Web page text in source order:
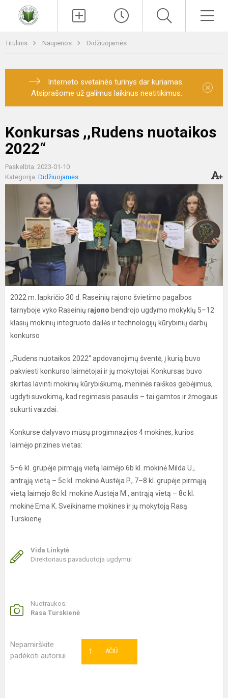
Titulinis Naujienos Didžiuojamės
Interneto svetainės turinys dar kuriamas.
Atsiprašome už galimus laikinus neatitikimus.
×
Konkursas ,,Rudens nuotaikos
2022“
Paskelbta: 2023-01-10
Kategorija: Didžiuojamės
2022 m. lapkričio 30 d. Raseinių rajono švietimo pagalbos
tarnyboje vyko Raseinių rajono bendrojo ugdymo mokyklų 5–12
klasių mokinių integruoto dailės ir technologijų kūrybinių darbų
konkurso
,,Rudens nuotaikos 2022“ apdovanojimų šventė, į kurią buvo
pakviesti konkurso laimėtojai ir jų mokytojai. Konkursas buvo
skirtas lavinti mokinių kūrybiškumą, meninės raiškos gebėjimus,
ugdyti suvokimą, kad regimasis pasaulis – tai gamtos ir žmogaus
sukurti vaizdai.
Konkurse dalyvavo mūsų progimnazijos 4 mokinės, kurios
laimėjo prizines vietas:
5–6 kl. grupėje pirmąją vietą laimėjo 6b kl. mokinė Milda U.,
antrąją vietą – 5c kl. mokinė Austėja P., 7–8 kl. grupėje pirmąją
vietą laimėjo 8c kl. mokinė Austėja M., antrąją vietą – 8c kl.
mokinė Ema K. Sveikiname mokines ir jų mokytoją Rasą
Turskienę.
Vida Linkytė
Direktoriaus pavaduotoja ugdymui
Nuotraukos:
Rasa Turskienė
Nepamirškite
padėkoti autoriui
AČIŪ
1